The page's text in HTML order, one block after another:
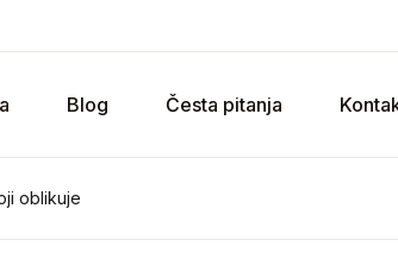
Blog Česta pitanja
oblikuje